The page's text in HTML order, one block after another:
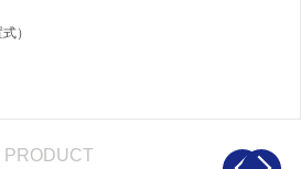
）
PRODUCT